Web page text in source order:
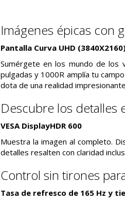
Imágenes épicas con
Pantalla Curva UHD
Sumérgete en los mundo de los
pulgadas y 1000R amplía tu
dota de una realidad
Descubre los detalles
VESA DisplayHDR 600
Muestra la imagen al completo.
detalles resalten con claridad
Control sin tirones
Tasa de refresco de 165 Hz y